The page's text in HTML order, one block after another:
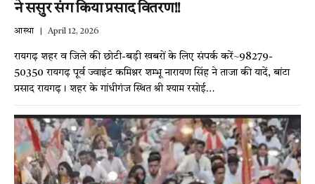
ने ससुर संग किया प्रसाद वितरण!!
आस्था April 12, 2026
रायगढ़ शहर व जिले की छोटी-बड़ी खबरों के लिए संपर्क करें~98279-
50350 रायगढ़ पूर्व ज्वाइंट कमिश्नर शम्भू नारायण सिंह ने ताजा की यादें, बांटा
प्रसाद रायगढ़। शहर के गांधीगंज स्थित श्री श्याम रसोई…